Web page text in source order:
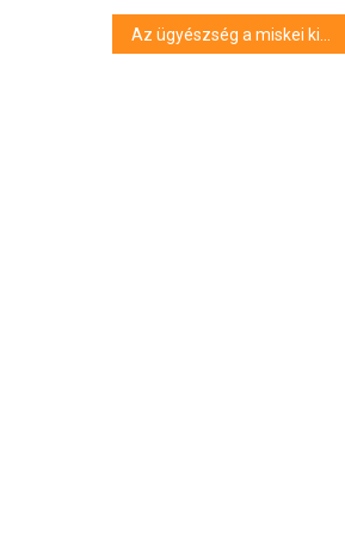
Az ügyészség a miskei kislány feltételezett gyilkosának letartóztatását indítványozza